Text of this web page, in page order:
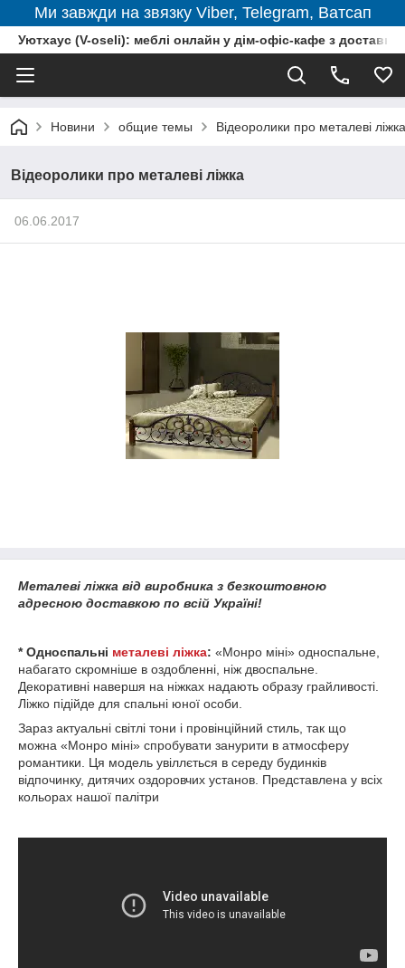
Ми завжди на звязку Viber, Telegram, Ватсап
Уютхаус (V-oseli): меблі онлайн у дім-офіс-кафе з
Новини общие темы Відеоролики про металеві ліжка
Відеоролики про металеві ліжка
06.06.2017
Металеві ліжка від виробника з безкоштовною
адресною доставкою по всій Україні!
* Односпальні металеві ліжка: «Монро міні» односпальне,
набагато скромніше в оздобленні, ніж двоспальне.
Декоративні навершя на ніжках надають образу грайливості.
Ліжко підійде для спальні юної особи.
Зараз актуальні світлі тони і провінційний стиль, так що
можна «Монро міні» спробувати занурити в атмосферу
романтики. Ця модель увіллється в середу будинків
відпочинку, дитячих оздоровчих установ. Представлена у всіх
кольорах нашої палітри